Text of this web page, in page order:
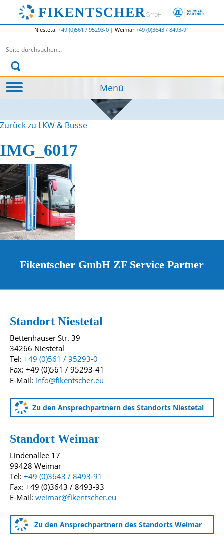
Niestetal +49 (0)561 / 95293-0 | Weimar+49 (0)3643 / 8493-91
Suchen nach:
Menü
Zurück zu LKW & Busse
IMG_6017
Fikentscher GmbH ZF Service Partner
Standort Niestetal
Bettenhäuser Str. 39
34266 Niestetal
Tel: +49 (0)561 / 95293-0
Fax: +49 (0)561 / 95293-41
E-Mail: info@fikentscher.eu
Zu den Ansprechpartnern des Standorts Niestetal
Standort Weimar
Lindenallee 17
99428 Weimar
Tel: +49 (0)3643 / 8493-91
Fax: +49 (0)3643 / 8493-93
E-Mail: weimar@fikentscher.eu
Zu den Ansprechpartnern des Standorts Weimar